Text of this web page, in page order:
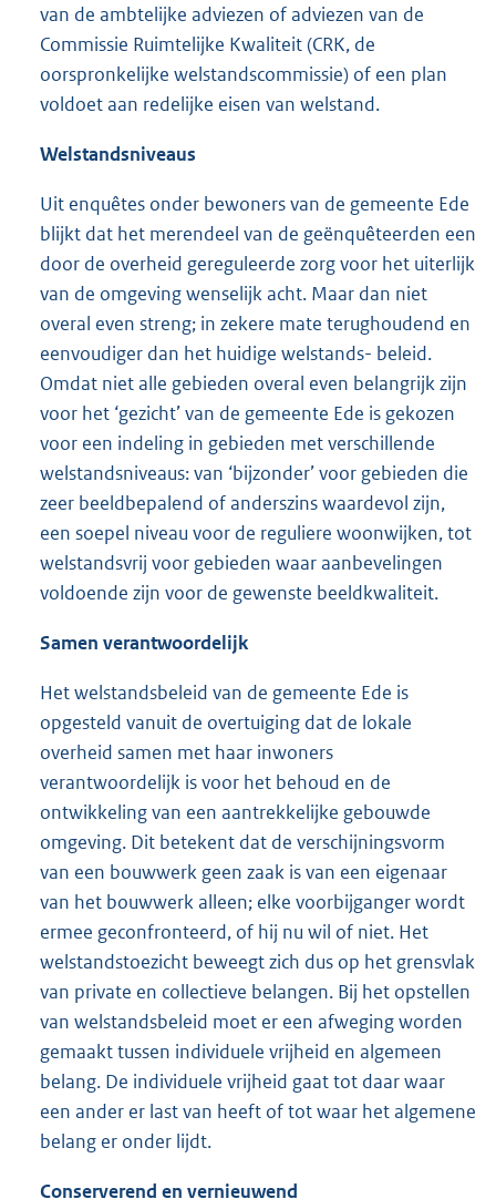
van de ambtelijke adviezen of adviezen van de
Commissie Ruimtelijke Kwaliteit (CRK, de
oorspronkelijke welstandscommissie) of een plan
voldoet aan redelijke eisen van welstand.
Welstandsniveaus
Uit enquêtes onder bewoners van de gemeente Ede
blijkt dat het merendeel van de geënquêteerden een
door de overheid gereguleerde zorg voor het uiterlijk
van de omgeving wenselijk acht. Maar dan niet
overal even streng; in zekere mate terughoudend en
eenvoudiger dan het huidige welstands- beleid.
Omdat niet alle gebieden overal even belangrijk zijn
voor het ‘gezicht’ van de gemeente Ede is gekozen
voor een indeling in gebieden met verschillende
welstandsniveaus: van ‘bijzonder’ voor gebieden die
zeer beeldbepalend of anderszins waardevol zijn,
een soepel niveau voor de reguliere woonwijken, tot
welstandsvrij voor gebieden waar aanbevelingen
voldoende zijn voor de gewenste beeldkwaliteit.
Samen verantwoordelijk
Het welstandsbeleid van de gemeente Ede is
opgesteld vanuit de overtuiging dat de lokale
overheid samen met haar inwoners
verantwoordelijk is voor het behoud en de
ontwikkeling van een aantrekkelijke gebouwde
omgeving. Dit betekent dat de verschijningsvorm
van een bouwwerk geen zaak is van een eigenaar
van het bouwwerk alleen; elke voorbijganger wordt
ermee geconfronteerd, of hij nu wil of niet. Het
welstandstoezicht beweegt zich dus op het grensvlak
van private en collectieve belangen. Bij het opstellen
van welstandsbeleid moet er een afweging worden
gemaakt tussen individuele vrijheid en algemeen
belang. De individuele vrijheid gaat tot daar waar
een ander er last van heeft of tot waar het algemene
belang er onder lijdt.
Conserverend en vernieuwend